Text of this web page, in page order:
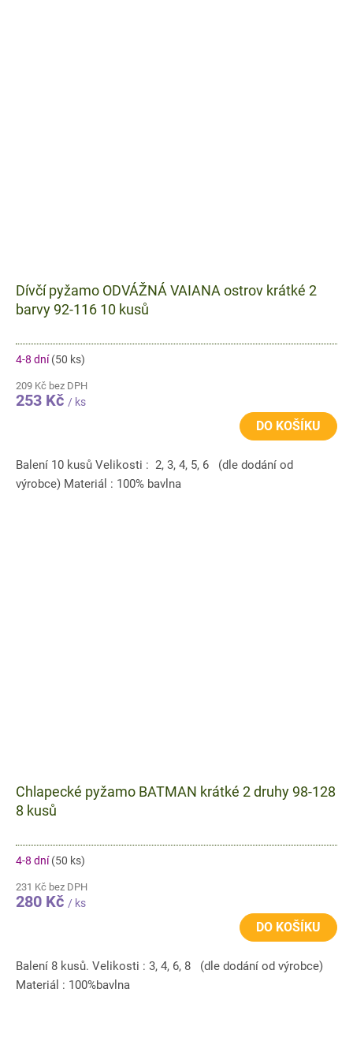
Dívčí pyžamo ODVÁŽNÁ VAIANA ostrov krátké 2
barvy 92-116 10 kusů
4-8 dní(50 ks)
209 Kč bez DPH
253 Kč / ks
DO KOŠÍKU
Balení 10 kusů Velikosti : 2, 3, 4, 5, 6 (dle dodání od
výrobce) Materiál : 100% bavlna
Chlapecké pyžamo BATMAN krátké 2 druhy 98-128
8 kusů
4-8 dní(50 ks)
231 Kč bez DPH
280 Kč / ks
DO KOŠÍKU
Balení 8 kusů. Velikosti : 3, 4, 6, 8 (dle dodání od výrobce)
Materiál : 100%bavlna